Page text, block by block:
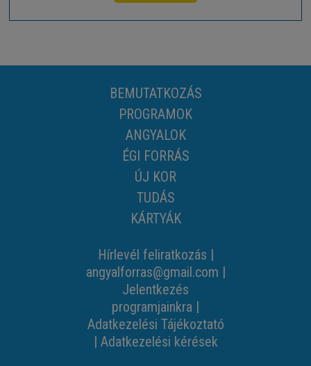
BEMUTATKOZÁS
PROGRAMOK
ANGYALOK
ÉGI FORRÁS
ÚJ KOR
TUDÁS
KÁRTYÁK
Hírlevél feliratkozás |
angyalforras@gmail.com |
Jelentkezés
programjainkra |
Adatkezelési Tájékoztató
| Adatkezelési kérések